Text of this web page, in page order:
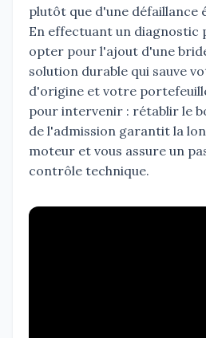
plutôt que d'une défaillance
En effectuant un diagnostic
opter pour l'ajout d'une
solution durable qui sauve
d'origine et votre
pour intervenir : rétablir le
de l'admission garantit la
moteur et vous assure un
contrôle technique.